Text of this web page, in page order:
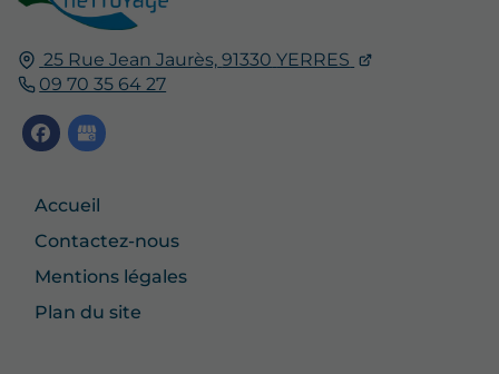
25 Rue Jean Jaurès, 91330 YERRES
09 70 35 64 27
Accueil
Contactez-nous
Mentions légales
Plan du site